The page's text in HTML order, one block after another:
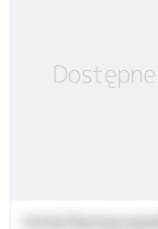
Hotel Restauracja